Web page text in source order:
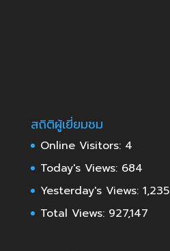
สถิติผู้เยี่ยมชม
Online Visitors: 4
Today's Views: 684
Yesterday's Views: 1,235
Total Views: 927,147